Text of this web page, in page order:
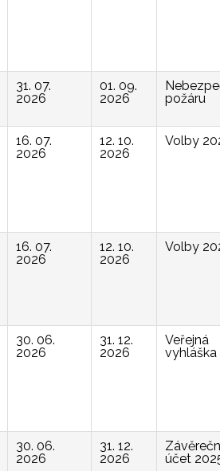
31. 07.
2026
01. 09.
2026
požáru
16. 07.
2026
12. 10.
2026
Volby
16. 07.
2026
12. 10.
2026
Volby
30. 06.
2026
31. 12.
2026
Veřejná
vyhláška
30. 06.
2026
31. 12.
2026
účet